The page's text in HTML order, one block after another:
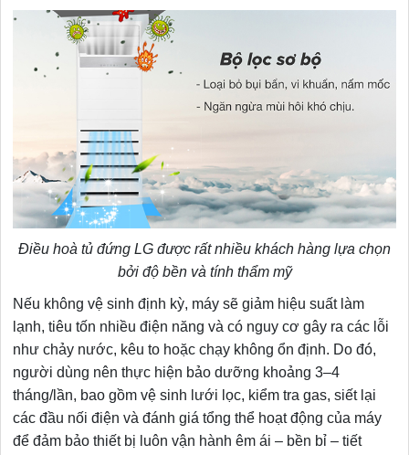
Điều hoà tủ đứng LG được rất nhiều khách hàng lựa chọn
bởi độ bền và tính thẩm mỹ
Nếu không vệ sinh định kỳ, máy sẽ giảm hiệu suất làm
lạnh, tiêu tốn nhiều điện năng và có nguy cơ gây ra các lỗi
như chảy nước, kêu to hoặc chạy không ổn định. Do đó,
người dùng nên thực hiện bảo dưỡng khoảng 3–4
tháng/lần, bao gồm vệ sinh lưới lọc, kiểm tra gas, siết lại
các đầu nối điện và đánh giá tổng thể hoạt động của máy
để đảm bảo thiết bị luôn vận hành êm ái – bền bỉ – tiết